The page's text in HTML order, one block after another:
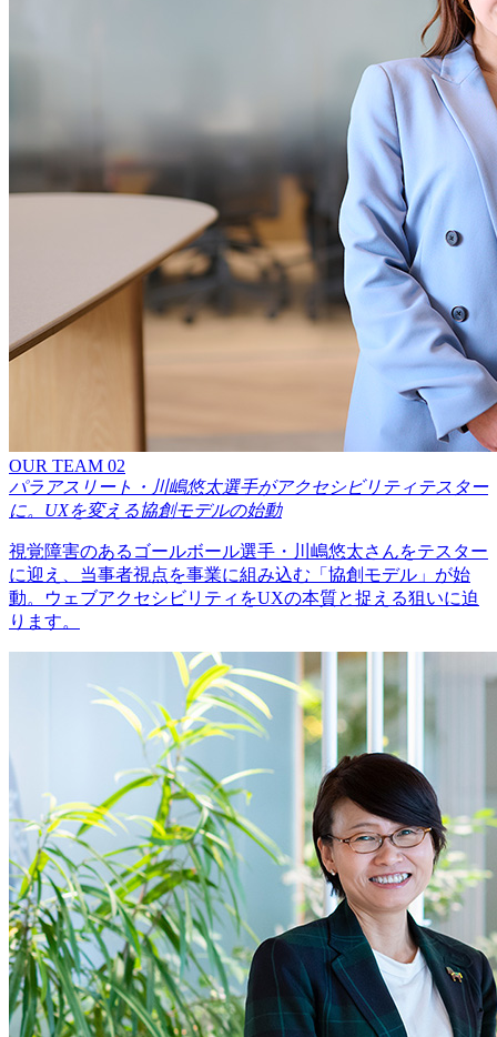
OUR TEAM 02
パラアスリート・川嶋悠太選手がアクセシビリティテスター
に。UXを変える協創モデルの始動
視覚障害のあるゴールボール選手・川嶋悠太さんをテスター
に迎え、当事者視点を事業に組み込む「協創モデル」が始
動。ウェブアクセシビリティをUXの本質と捉える狙いに迫
ります。